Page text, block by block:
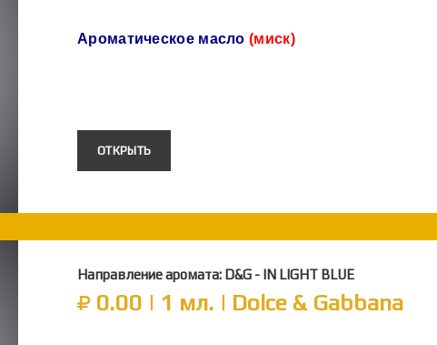
Ароматическое масло (миск)
ОТКРЫТЬ
Направление аромата: D&G - IN LIGHT BLUE
0.00 | 1 мл. | Dolce & Gabbana